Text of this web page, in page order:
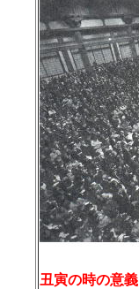
丑寅の時の意義